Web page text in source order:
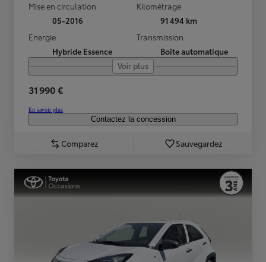
Mise en circulation
05-2016
Kilométrage
91 494 km
Energie
Hybride Essence
Transmission
Boîte automatique
Voir plus
31 990 €
En savoir plus
Contactez la concession
Comparez Sauvegardez